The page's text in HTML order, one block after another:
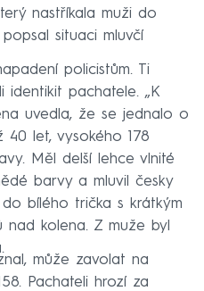
nastříkala muži do
situaci mluvčí
policistům. Ti
identikit pachatele. „K
uvedla, že se jednalo o
let, vysokého 178
Měl delší lehce vlnité
barvy a mluvil česky
bílého trička s krátkým
nad kolena. Z muže byl
může zavolat na
Pachateli hrozí za